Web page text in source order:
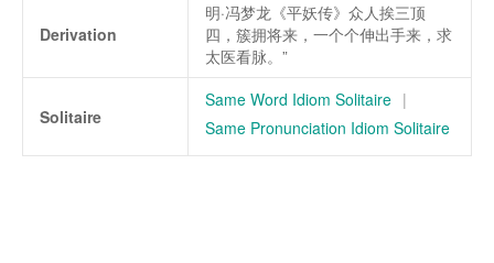
Derivation
明·冯梦龙《平妖传》众人挨三顶
四，簇拥将来，一个个伸出手来，求
太医看脉。”
Solitaire
Same Word Idiom Solitaire |
Same Pronunciation Idiom Solitaire